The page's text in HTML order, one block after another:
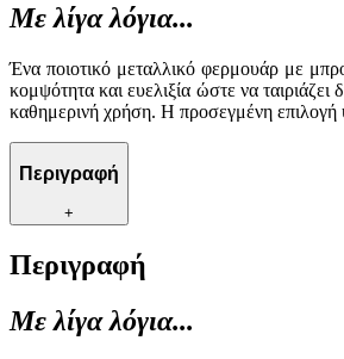
Με λίγα λόγια...
Ένα ποιοτικό μεταλλικό φερμουάρ με
κομψότητα και ευελιξία ώστε να
καθημερινή χρήση. Η προσεγμένη επιλογή
Περιγραφή
+
Περιγραφή
Με λίγα λόγια...